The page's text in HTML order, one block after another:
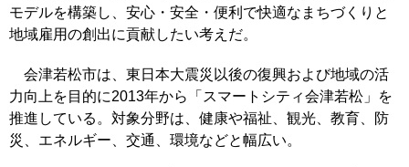
モデルを構築し、安心・安全・便利で快適なまちづくりと
地域雇用の創出に貢献したい考えだ。
会津若松市は、東日本大震災以後の復興および地域の活
力向上を目的に2013年から「スマートシティ会津若松」を
推進している。対象分野は、健康や福祉、観光、教育、防
災、エネルギー、交通、環境などと幅広い。